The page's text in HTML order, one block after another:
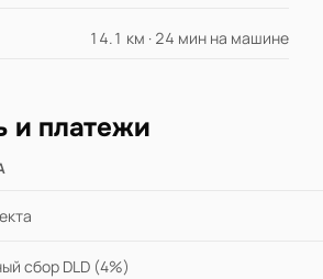
14.1 км · 24 мин на машине
и платежи
сбор DLD (4%)